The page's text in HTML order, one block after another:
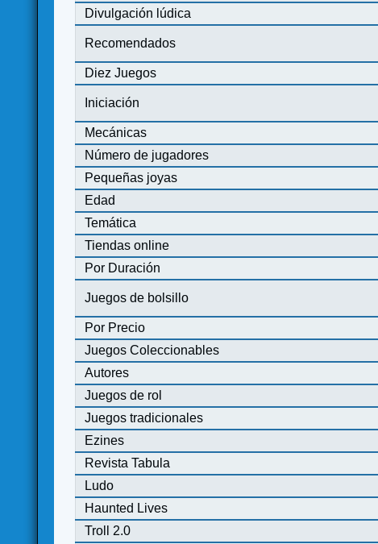
Divulgación lúdica
Recomendados
Diez Juegos
Iniciación
Mecánicas
Número de jugadores
Pequeñas joyas
Edad
Temática
Tiendas online
Por Duración
Juegos de bolsillo
Por Precio
Juegos Coleccionables
Autores
Juegos de rol
Juegos tradicionales
Ezines
Revista Tabula
Ludo
Haunted Lives
Troll 2.0